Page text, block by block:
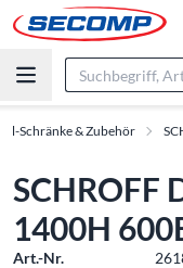
Schränke & Zubehör
SCHROFF
1400H
Art.-Nr.